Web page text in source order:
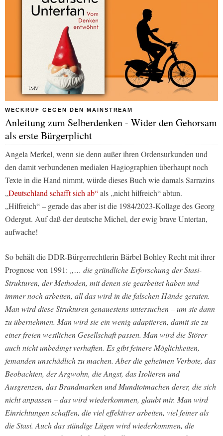
WECKRUF GEGEN DEN MAINSTREAM
Anleitung zum Selberdenken - Wider den Gehorsam
als erste Bürgerplicht
Angela Merkel, wenn sie denn außer ihren Ordensurkunden und
den damit verbundenen medialen Hagiographien überhaupt noch
Texte in die Hand nimmt, würde dieses Buch wie damals Sarrazins
„Deutschland schafft sich ab“als „nicht hilfreich“ abtun.
„Hilfreich“ – gerade das aber ist die 1984/2023-Kollage des Georg
Odergut. Auf daß der deutsche Michel, der ewig brave Untertan,
aufwache!
So behält die DDR-Bürgerrechtlerin Bärbel Bohley Recht mit ihrer
Prognose von 1991: „… die gründliche Erforschung der Stasi-
Strukturen, der Methoden, mit denen sie gearbeitet haben und
immer noch arbeiten, all das wird in die falschen Hände geraten.
Man wird diese Strukturen genauestens untersuchen – um sie dann
zu übernehmen. Man wird sie ein wenig adaptieren, damit sie zu
einer freien westlichen Gesellschaft passen. Man wird die Störer
auch nicht unbedingt verhaften. Es gibt feinere Möglichkeiten,
jemanden unschädlich zu machen. Aber die geheimen Verbote, das
Beobachten, der Argwohn, die Angst, das Isolieren und
Ausgrenzen, das Brandmarken und Mundtotmachen derer, die sich
nicht anpassen – das wird wiederkommen, glaubt mir. Man wird
Einrichtungen schaffen, die viel effektiver arbeiten, viel feiner als
die Stasi. Auch das ständige Lügen wird wiederkommen, die